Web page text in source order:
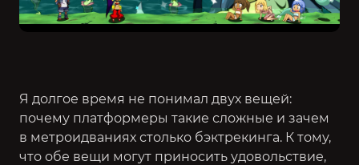
Я долгое время не понимал двух вещей:
почему платформеры такие сложные и зачем
в метроидваниях столько бэктрекинга. К тому,
что обе вещи могут приносить удовольствие,